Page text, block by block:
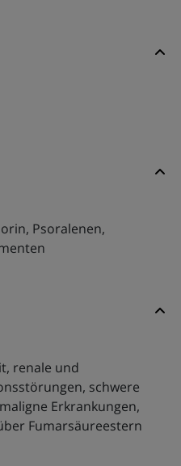
Psoralenen,
renale und
schwere
Erkrankungen,
Fumarsäureestern